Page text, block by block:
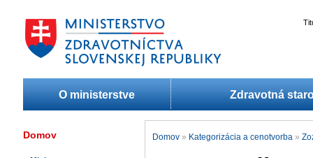
O ministerstve Zdravotná
Domov Domov » Kategorizácia a cenotvorba »